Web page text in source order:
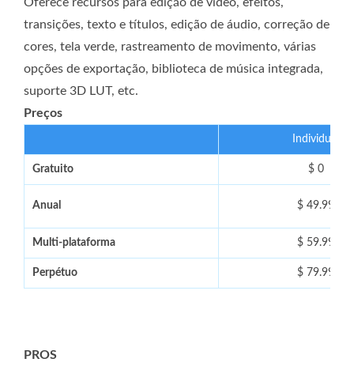
transições, texto e títulos, edição de áudio, correção de
cores, tela verde, rastreamento de movimento, várias
opções de exportação, biblioteca de música integrada,
suporte 3D LUT, etc.
Preços
Individual
Gratuito $ 0
Anual $ 49.99
Multi-plataforma $ 59.99
Perpétuo $ 79.99
PROS